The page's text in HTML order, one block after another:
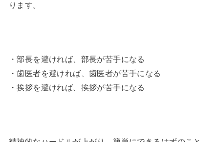
ります。
・部長を避ければ、部長が苦手になる
・歯医者を避ければ、歯医者が苦手になる
・挨拶を避ければ、挨拶が苦手になる